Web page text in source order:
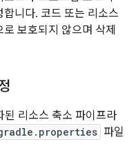
니다. 코드 또는 리소스
보호되지 않으며 삭제
된 리소스 축소 파이프라
파일